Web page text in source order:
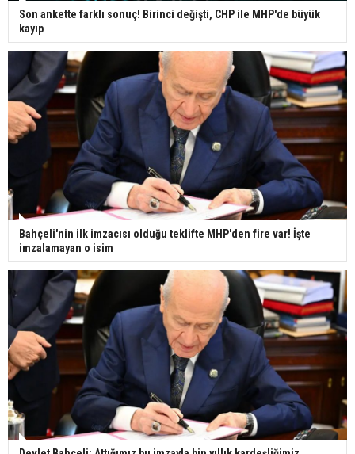
Son ankette farklı sonuç! Birinci değişti, CHP ile MHP'de büyük
kayıp
Bahçeli'nin ilk imzacısı olduğu teklifte MHP'den fire var! İşte
imzalamayan o isim